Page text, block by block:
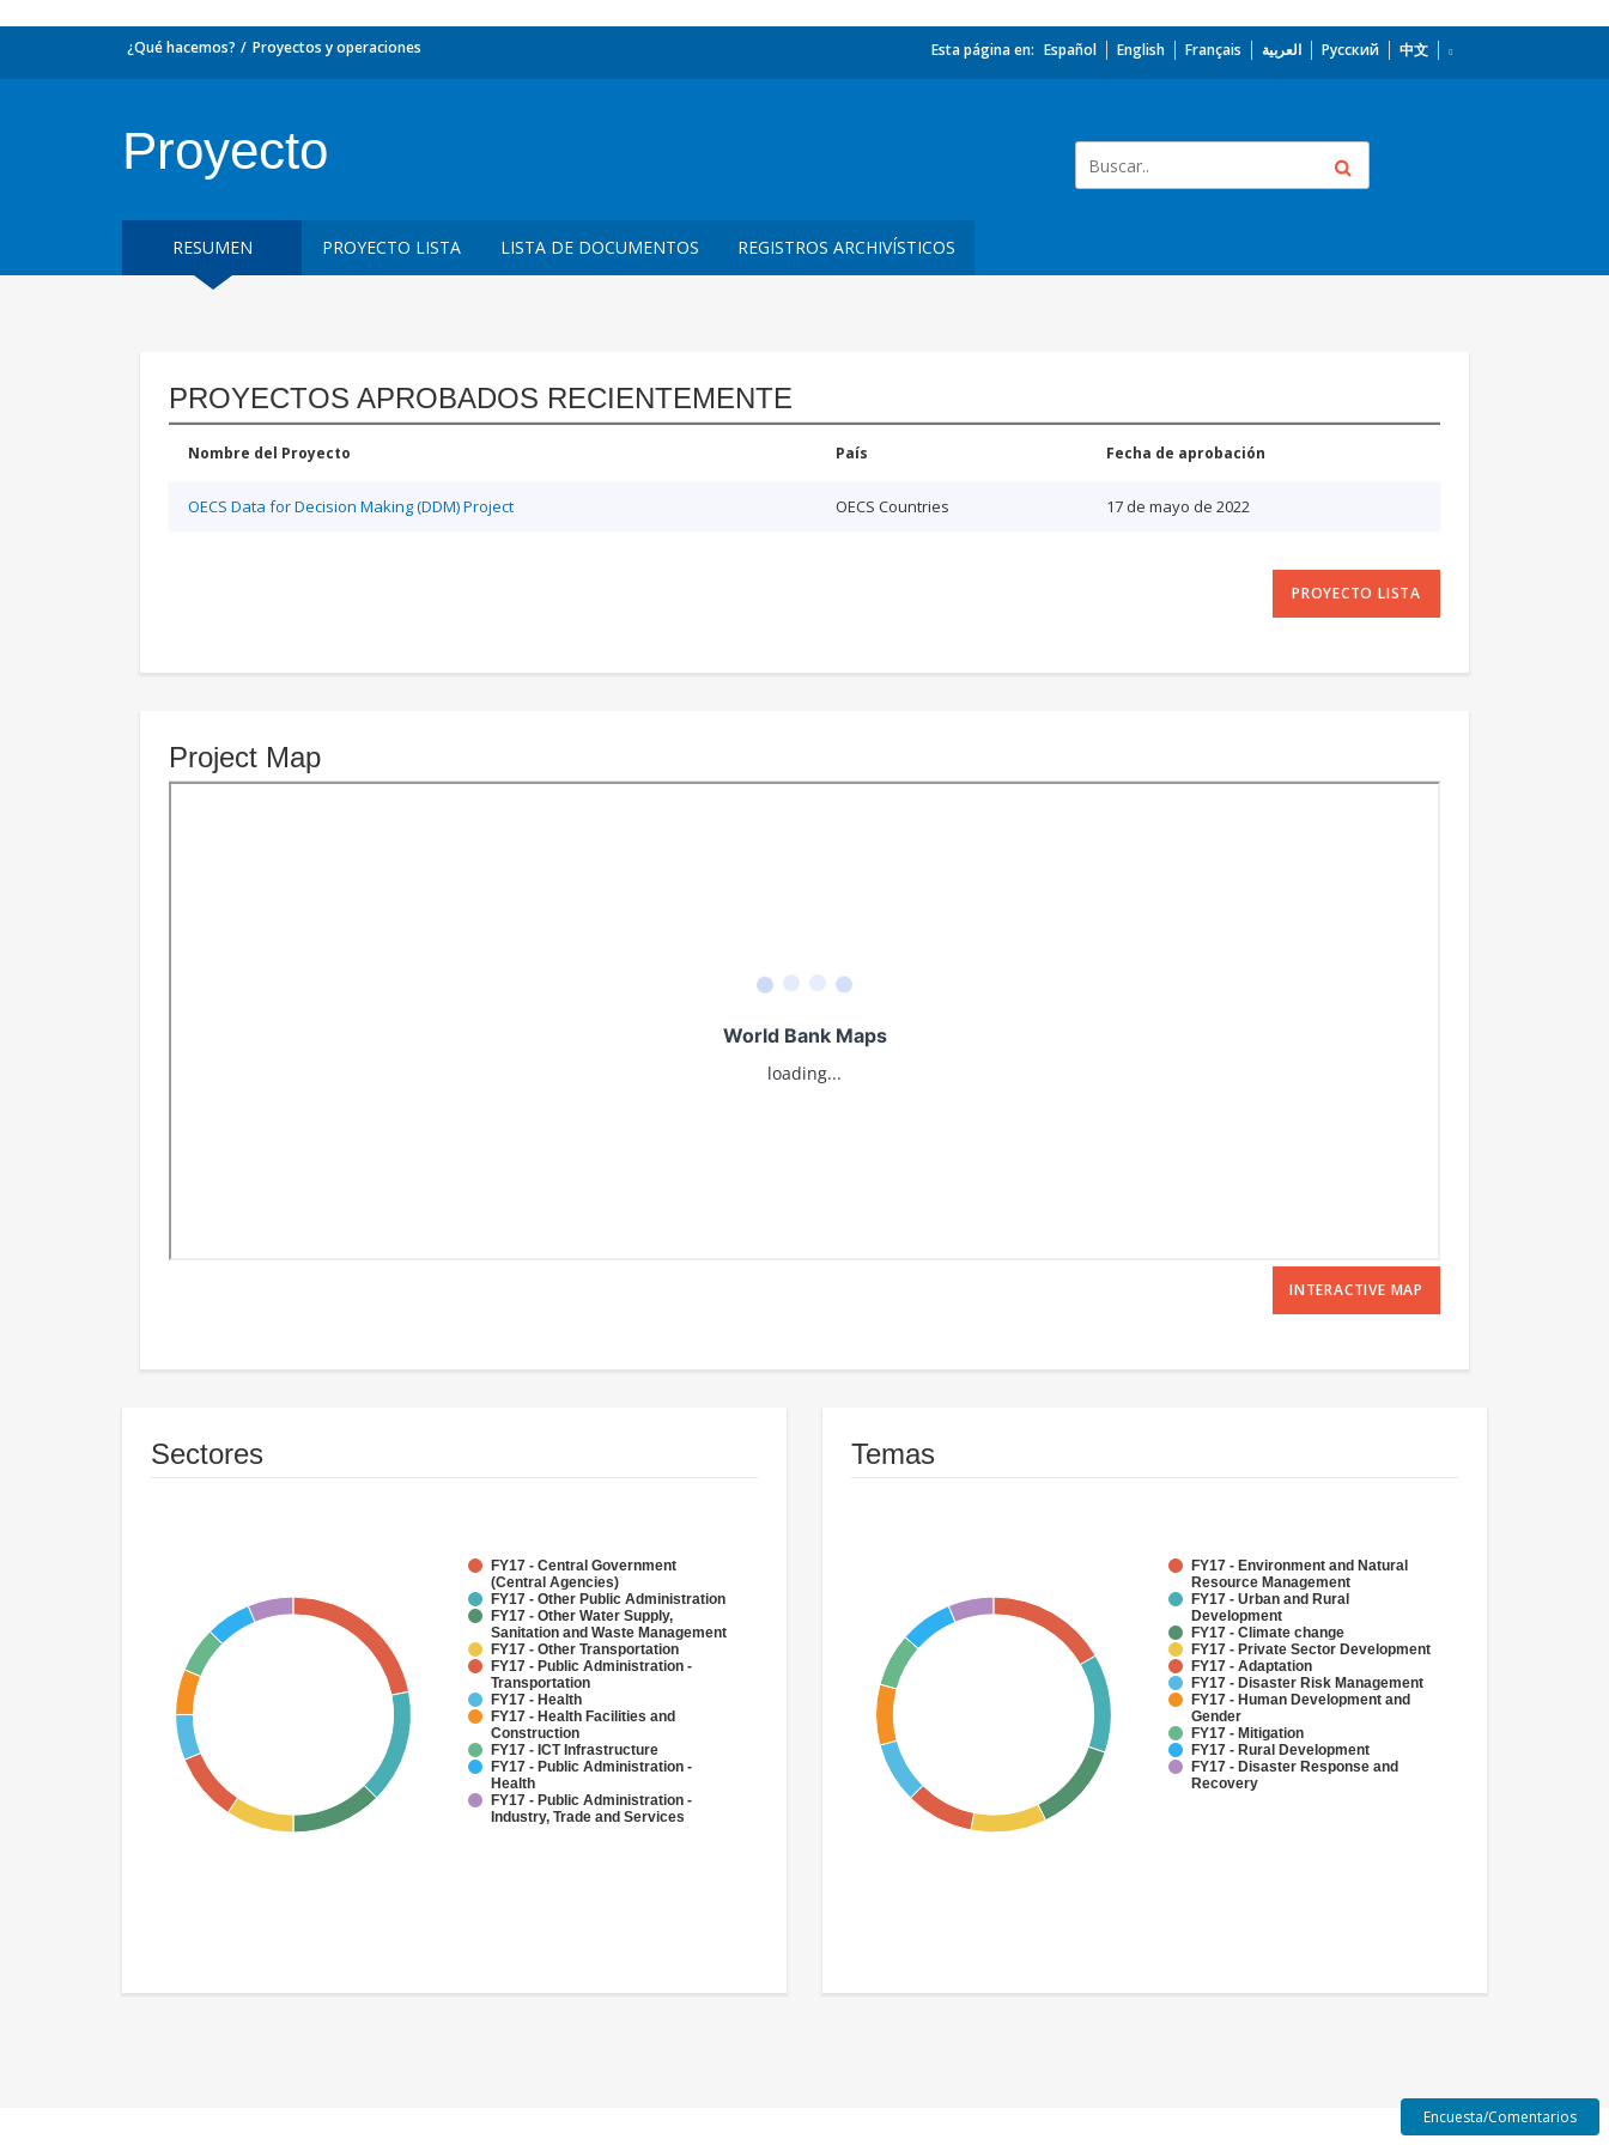
¿Qué hacemos? Proyectos y operaciones Esta página en: Español English Français العربية Русский 中文
Proyecto
RESUMEN PROYECTO LISTA LISTA DE DOCUMENTOS REGISTROS ARCHIVÍSTICOS
PROYECTOS APROBADOS RECIENTEMENTE
Nombre del Proyecto País Fecha de aprobación
OECS Data for Decision Making (DDM) Project OECS Countries 17 de mayo de 2022
PROYECTO LISTA
Project Map
INTERACTIVE MAP
Sectores
FY17 - Central Government
(Central Agencies)
FY17 - Other Public Administration
FY17 - Other Water Supply,
Sanitation and Waste Management
FY17 - Other Transportation
FY17 - Public Administration -
Transportation
FY17 - Health
FY17 - Health Facilities and
Construction
FY17 - ICT Infrastructure
FY17 - Public Administration -
Health
FY17 - Public Administration -
Industry, Trade and Services
Temas
FY17 - Environment and Natural
Resource Management
FY17 - Urban and Rural
Development
FY17 - Climate change
FY17 - Private Sector Development
FY17 - Adaptation
FY17 - Disaster Risk Management
FY17 - Human Development and
Gender
FY17 - Mitigation
FY17 - Rural Development
FY17 - Disaster Response and
Recovery
Encuesta/Comentarios